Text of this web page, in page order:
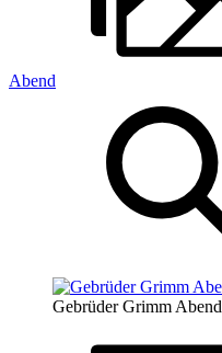
Abend
Gebrüder Grimm Abend